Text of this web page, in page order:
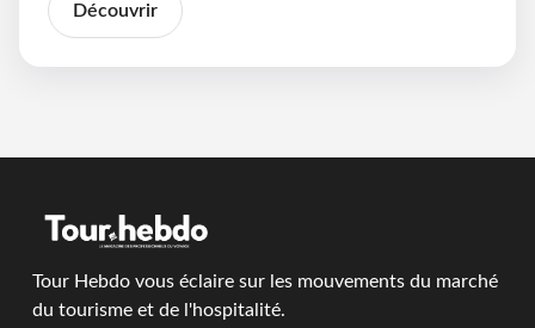
Découvrir
Tour Hebdo vous éclaire sur les mouvements du marché
du tourisme et de l'hospitalité.